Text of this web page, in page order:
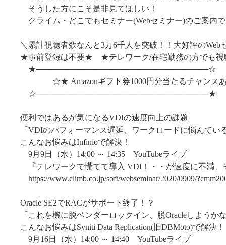
そうした方にこそ是非見てほしい！
クライム・どこでもセミナー(Webセミナー)のご案内
＼累計視聴者数なんと3万6千人を突破！！大好評のWeb
★事前登録は不要★ ★テレワーク/在宅勤務の方でも
★───────────────────────────────☆
☆★ Amazonギフト券1000円分当たるチャンス
☆───────────────────────────────★
便利ではあるが気になるVDIの速度向上の課題
「VDIのパフォーマンス遅延、ワークロードに悩んでい
こんなお悩みはInfinioで解決！
9月9日（水）14:00 ～ 14:35 YouTubeライブ
『テレワークで慌てて導入 VDI！・・が速度に不満、
https://www.climb.co.jp/soft/webseminar/2020/0909/
Oracle SE2でRACがサポート終了！？
「これを機に脱ベンダーロックイン、脱Oracleしようか
こんなお悩みはSyniti Data Replication(旧DBMoto)で解決！
9月16日（水）14:00 ～ 14:40 YouTubeライブ